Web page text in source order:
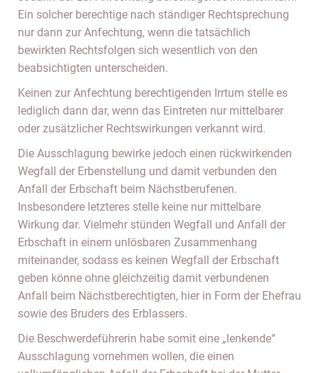
Ein solcher berechtige nach ständiger Rechtsprechung
nur dann zur Anfechtung, wenn die tatsächlich
bewirkten Rechtsfolgen sich wesentlich von den
beabsichtigten unterscheiden.
Keinen zur Anfechtung berechtigenden Irrtum stelle es
lediglich dann dar, wenn das Eintreten nur mittelbarer
oder zusätzlicher Rechtswirkungen verkannt wird.
Die Ausschlagung bewirke jedoch einen rückwirkenden
Wegfall der Erbenstellung und damit verbunden den
Anfall der Erbschaft beim Nächstberufenen.
Insbesondere letzteres stelle keine nur mittelbare
Wirkung dar. Vielmehr stünden Wegfall und Anfall der
Erbschaft in einem unlösbaren Zusammenhang
miteinander, sodass es keinen Wegfall der Erbschaft
geben könne ohne gleichzeitig damit verbundenen
Anfall beim Nächstberechtigten, hier in Form der Ehefrau
sowie des Bruders des Erblassers.
Die Beschwerdeführerin habe somit eine „lenkende“
Ausschlagung vornehmen wollen, die einen